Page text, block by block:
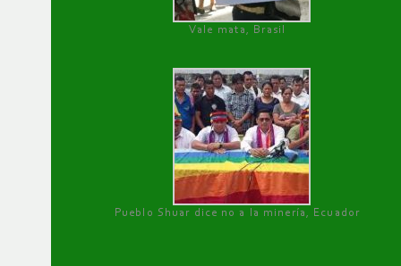
Vale mata, Brasil
Pueblo Shuar dice no a la minería, Ecuador